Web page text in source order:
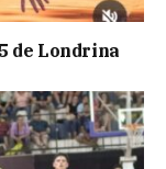
de Londrina